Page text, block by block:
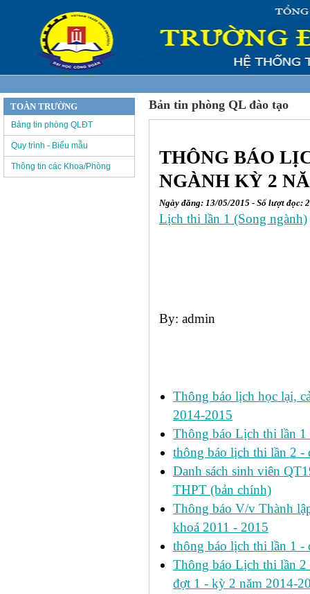
Bản tin phòng QL đào tạo
THÔNG BÁO
NGÀNH KỲ 2
Ngày đăng: 13/05/2015 - Số lượt đọc:
Lịch thi lần 1 (Song ngành)
By: admin
Thông báo lịch học lại,
2014-2015
Thông báo Lịch thi lần
thông báo lịch thi lần 2 -
Danh sách sinh viên
THPT (bản chính)
Thông báo V/v Thành
khoá 2011 - 2015
thông báo lịch thi lần 1 -
Thông báo Lịch thi lần 2
đợt 1 - kỳ 2 năm 2014-
TOÀN TRƯỜNG
Bảng tin phòng QLĐT
Quy trình - Biểu mẫu
Thông tin các Khoa/Phòng